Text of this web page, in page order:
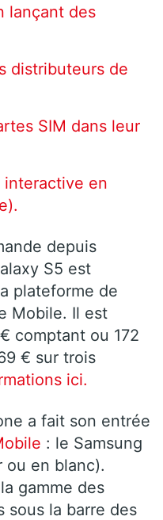
lançant des
distributeurs de
SIM dans leur
interactive en
depuis
S5 est
plateforme de
Mobile. Il est
comptant ou 172
€ sur trois
ici.
a fait son entrée
: le Samsung
ou en blanc).
gamme des
sous la barre des